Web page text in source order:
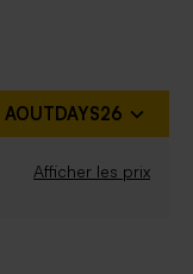
AOUTDAYS26
Afficher les prix